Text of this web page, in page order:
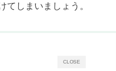
てしまいましょう。
CLOSE